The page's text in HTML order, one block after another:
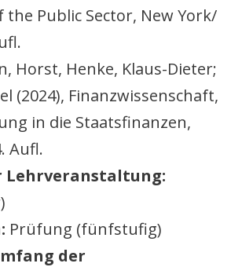
the Public Sector, New York/
Horst, Henke, Klaus-Dieter;
(2024), Finanzwissenschaft,
in die Staatsfinanzen,
Aufl.
Lehrveranstaltung:
Prüfung (fünfstufig)
der